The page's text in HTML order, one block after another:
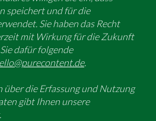
speichert und für die
Sie haben das Recht
mit Wirkung für die Zukunft
dafür folgende
.
die Erfassung und Nutzung
gibt Ihnen unsere
.